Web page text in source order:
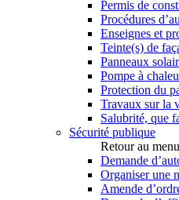
Permis de
Procédures
Enseignes et
Teinte(s) de
Panneaux
Pompe à
Protection du
Travaux sur la
Salubrité, que
Sécurité publique
Retour au
Demande
Organiser une
Amende